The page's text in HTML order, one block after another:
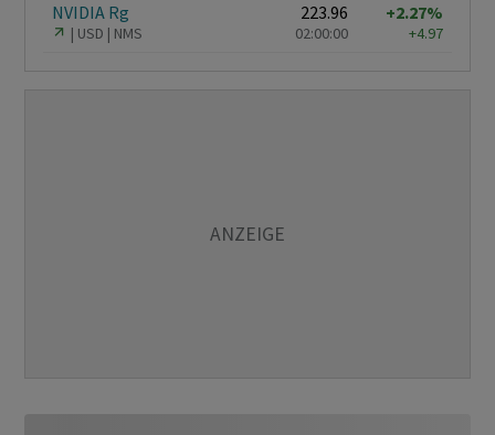
NVIDIA Rg
USD NMS
223.96
02:00:00
+2.27%
+4.97